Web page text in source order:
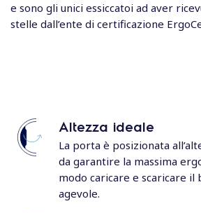
e sono gli unici essiccatoi ad aver
stelle dall’ente di certificazione
Altezza ideale
La porta è posizionata
da garantire la massima
modo caricare e scaricare il
agevole.